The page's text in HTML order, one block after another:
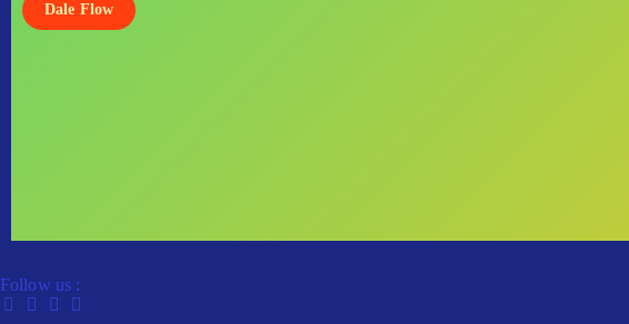
Dale Flow
Follow us :